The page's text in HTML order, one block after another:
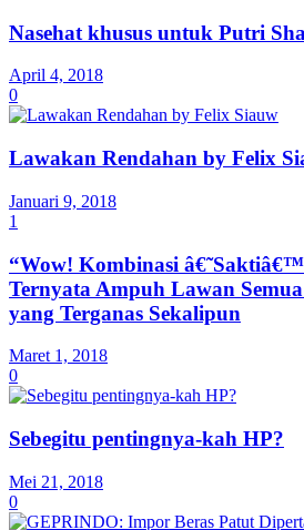
Nasehat khusus untuk Putri
April 4, 2018
0
Lawakan Rendahan by Felix
Januari 9, 2018
1
“Wow! Kombinasi
Ternyata Ampuh Lawan
yang Terganas Sekalipun
Maret 1, 2018
0
Sebegitu pentingnya-kah HP?
Mei 21, 2018
0